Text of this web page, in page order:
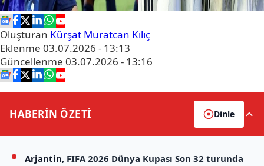
Oluşturan Kürşat Muratcan Kılıç
Eklenme 03.07.2026 - 13:13
Güncellenme 03.07.2026 - 13:16
HABERİN ÖZETİ Dinle
Arjantin, FIFA 2026 Dünya Kupası Son 32 turunda